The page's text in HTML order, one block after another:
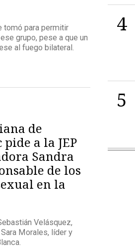
tomó para permitir
grupo, pese a que un
al fuego bilateral.
de
a la JEP
Sandra
de los
en la
Velásquez,
Morales, líder y
4
5